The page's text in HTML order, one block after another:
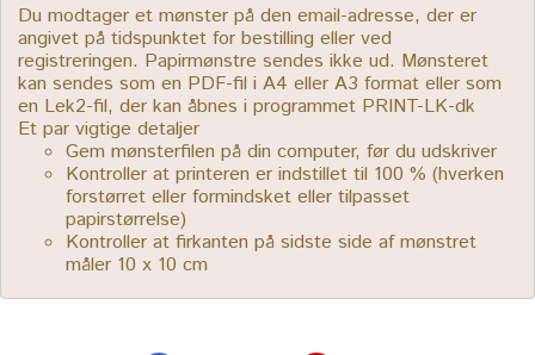
Du modtager et mønster på den email-adresse, der er
angivet på tidspunktet for bestilling eller ved
registreringen. Papirmønstre sendes ikke ud. Mønsteret
kan sendes som en PDF-fil i A4 eller A3 format eller som
en Lek2-fil, der kan åbnes i programmet PRINT-LK-dk
Et par vigtige detaljer
Gem mønsterfilen på din computer, før du udskriver
Kontroller at printeren er indstillet til 100 % (hverken
forstørret eller formindsket eller tilpasset
papirstørrelse)
Kontroller at firkanten på sidste side af mønstret
måler 10 x 10 cm